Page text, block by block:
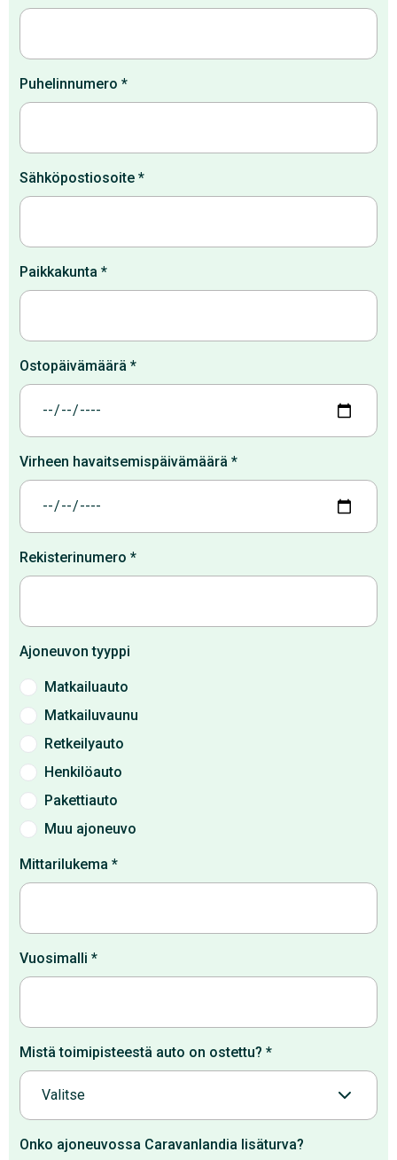
Puhelinnumero *
Sähköpostiosoite *
Paikkakunta *
Ostopäivämäärä *
Virheen havaitsemispäivämäärä *
Rekisterinumero *
Ajoneuvon tyyppi
Matkailuauto
Matkailuvaunu
Retkeilyauto
Henkilöauto
Pakettiauto
Muu ajoneuvo
Mittarilukema *
Vuosimalli *
Mistä toimipisteestä auto on ostettu? *
Valitse
Onko ajoneuvossa Caravanlandia lisäturva?